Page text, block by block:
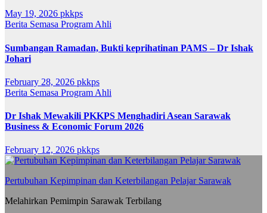
May 19, 2026 pkkps
Berita Semasa Program Ahli
Sumbangan Ramadan, Bukti keprihatinan PAMS – Dr Ishak
Johari
February 28, 2026 pkkps
Berita Semasa Program Ahli
Dr Ishak Mewakili PKKPS Menghadiri Asean Sarawak
Business & Economic Forum 2026
February 12, 2026 pkkps
Pertubuhan Kepimpinan dan Keterbilangan Pelajar Sarawak
Melahirkan Pemimpin Sarawak Terbilang